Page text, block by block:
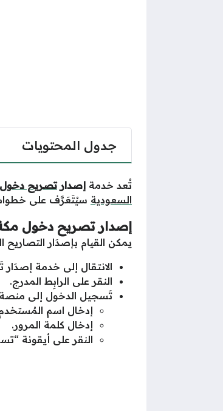
جدول المحتويات
تُعد خدمة إصدارتصريح
السعودية سيُتَعَرَّف على خطوات إصدَار
إصدار تصريح دخول
يمكن القيام بإصدَار
الانتقال إلى خدمة
النقر على الرابِط المدرج.
تَسجيل الدخول إلى منصة
إدخال اسم المُستخدم
إدخال كلمة المرور.
النقر على أيقونة